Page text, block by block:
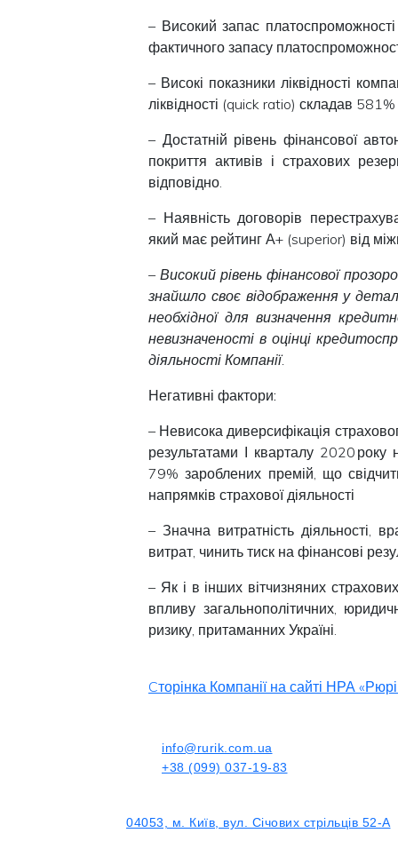
– Високий запас
фактичного запасу
– Високі показники ліквідності
ліквідності (quick ratio) складав
– Достатній рівень фінансової
покриття активів і страхових
відповідно.
– Наявність договорів
який має рейтинг А+ (superior) від
– Високий рівень фінансової
знайшло своє відображення у
необхідної для визначення
невизначеності в оцінці
діяльності Компанії.
Негативні фактори:
– Невисока диверсифікація
результатами І кварталу 2020
79% зароблених премій, що
напрямків страхової діяльності
– Значна витратність діяльності,
витрат, чинить тиск на фінансові
– Як і в інших вітчизняних
впливу загальнополітичних,
ризику, притаманних Україні.
Cторінка Компанії на сайті НРА
info@rurik.com.ua
+38 (099) 037-19-83
04053, м. Київ, вул. Січових стрільців 52-А